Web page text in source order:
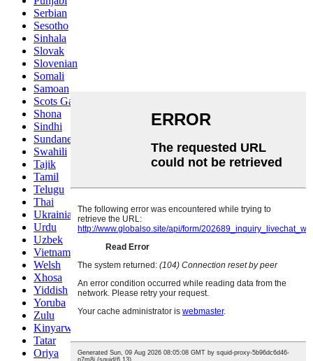
Serbian
Sesotho
Sinhala
Slovak
Slovenian
Somali
Samoan
Scots Gaelic
Shona
Sindhi
Sundanese
Swahili
Tajik
Tamil
Telugu
Thai
Ukrainian
Urdu
Uzbek
Vietnamese
Welsh
Xhosa
Yiddish
Yoruba
Zulu
Kinyarwanda
Tatar
Oriya